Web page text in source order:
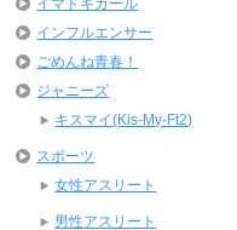
イマドキガール
インフルエンサー
ごめんね青春！
ジャニーズ
キスマイ(Kis-My-Ft2)
スポーツ
女性アスリート
男性アスリート